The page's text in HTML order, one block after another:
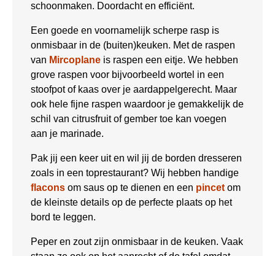
schoonmaken. Doordacht en efficiënt.
Een goede en voornamelijk scherpe rasp is
onmisbaar in de (buiten)keuken. Met de raspen
van Mircoplane is raspen een eitje. We hebben
grove raspen voor bijvoorbeeld wortel in een
stoofpot of kaas over je aardappelgerecht. Maar
ook hele fijne raspen waardoor je gemakkelijk de
schil van citrusfruit of gember toe kan voegen
aan je marinade.
Pak jij een keer uit en wil jij de borden dresseren
zoals in een toprestaurant? Wij hebben handige
flacons om saus op te dienen en een pincet om
de kleinste details op de perfecte plaats op het
bord te leggen.
Peper en zout zijn onmisbaar in de keuken. Vaak